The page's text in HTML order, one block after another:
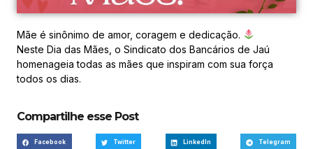
Mãe é sinônimo de amor, coragem e dedicação.
Neste Dia das Mães, o Sindicato dos Bancários de Jaú
homenageia todas as mães que inspiram com sua força
todos os dias.
Compartilhe esse Post
Facebook Twitter LinkedIn Telegram